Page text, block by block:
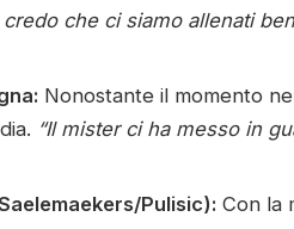
che ci siamo allenati
Nonostante il momento
“Il mister ci ha messo in
Pulisic): Con la